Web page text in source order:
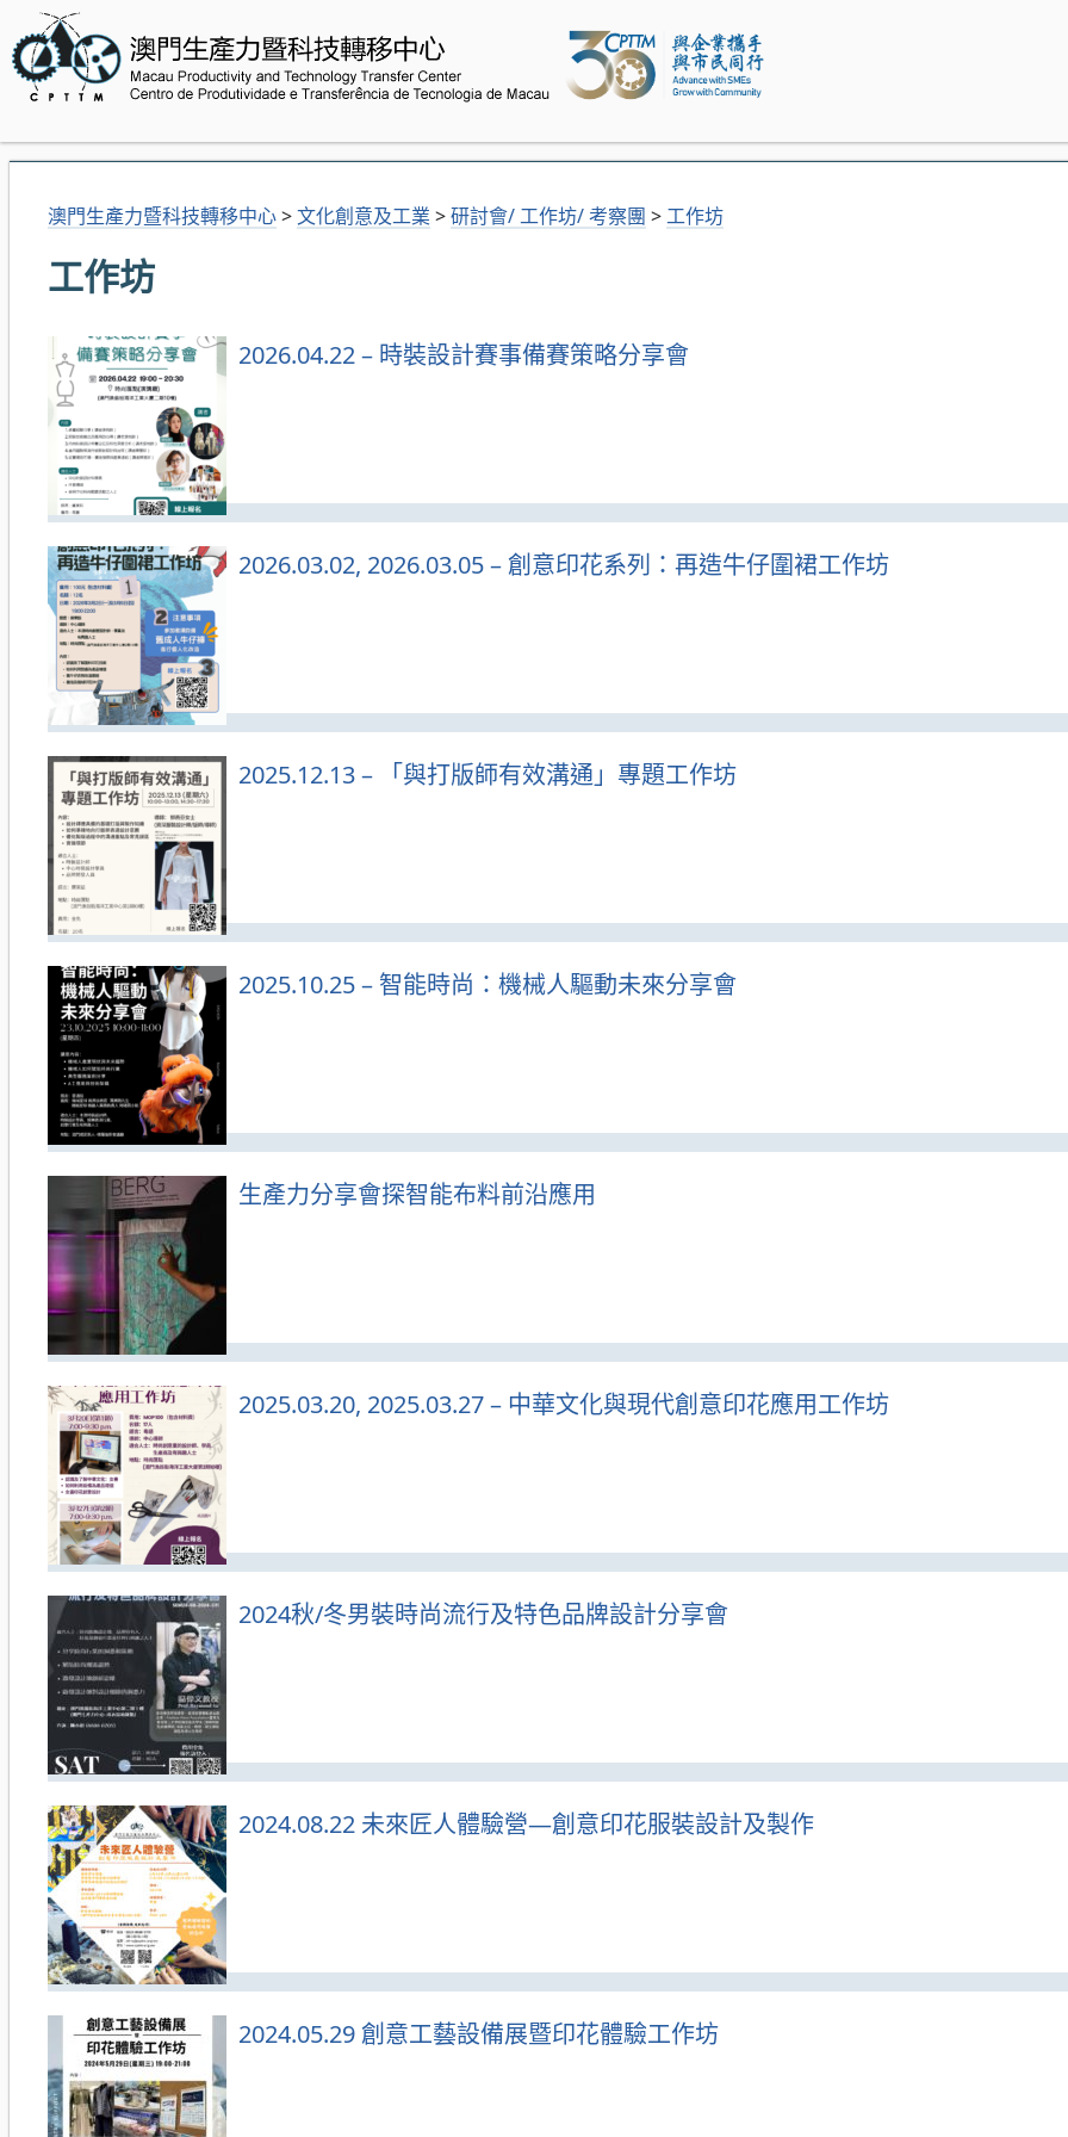
澳門生產力暨科技轉移中心>文化創意及工業 >研討會/ 工作坊/ 考察團 >工作坊
工作坊
2026.04.22 – 時裝設計賽事備賽策略分享會
2026.03.02, 2026.03.05 – 創意印花系列：再造牛仔圍裙工作坊
2025.12.13 – 「與打版師有效溝通」專題工作坊
2025.10.25 – 智能時尚：機械人驅動未來分享會
生產力分享會探智能布料前沿應用
2025.03.20, 2025.03.27 – 中華文化與現代創意印花應用工作坊
2024秋/冬男裝時尚流行及特色品牌設計分享會
2024.08.22 未來匠人體驗營—創意印花服裝設計及製作
2024.05.29 創意工藝設備展暨印花體驗工作坊